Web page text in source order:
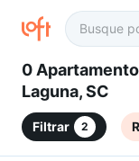
0 Apartamentos à venda
Laguna, SC
Filtrar 2